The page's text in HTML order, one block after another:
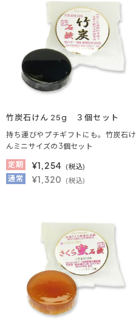
竹炭石けん 25g ３個セット
持ち運びやプチギフトにも。竹炭石け
んミニサイズの3個セット
定期
¥1,254 (税込)
通常 ¥1,320 (税込)